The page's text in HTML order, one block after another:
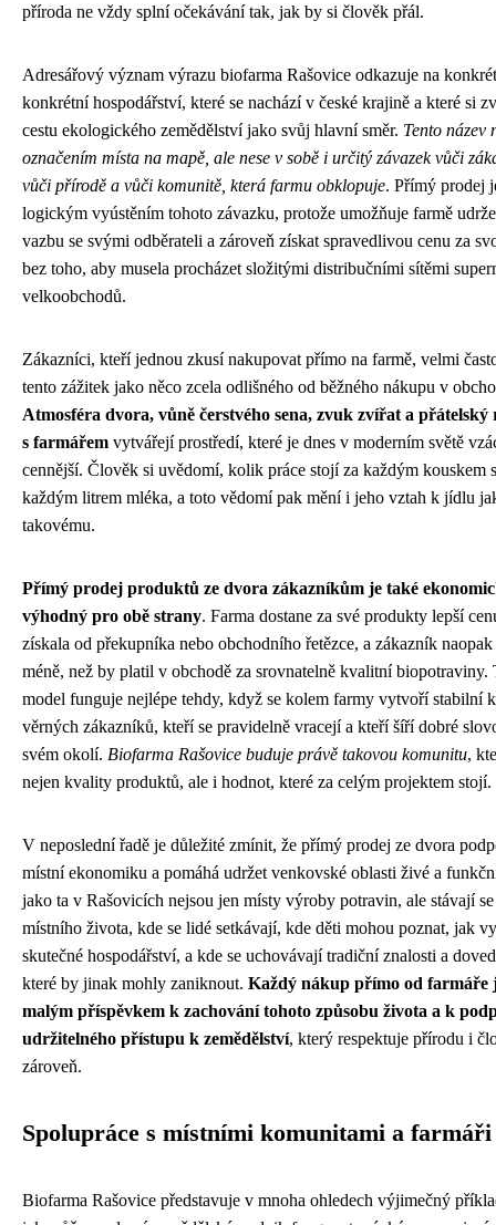
příroda ne vždy splní očekávání tak, jak by si člověk přál.
Adresářový význam výrazu biofarma Rašovice odkazuje na
konkrétní hospodářství, které se nachází v české krajině a které si
cestu ekologického zemědělství jako svůj hlavní směr. Tento název
označením místa na mapě, ale nese v sobě i určitý závazek vůči
vůči přírodě a vůči komunitě, která farmu obklopuje. Přímý prodej
logickým vyústěním tohoto závazku, protože umožňuje farmě
vazbu se svými odběrateli a zároveň získat spravedlivou cenu za
bez toho, aby musela procházet složitými distribučními sítěmi
velkoobchodů.
Zákazníci, kteří jednou zkusí nakupovat přímo na farmě, velmi
tento zážitek jako něco zcela odlišného od běžného nákupu v
Atmosféra dvora, vůně čerstvého sena, zvuk zvířat a přátelský
s farmářem vytvářejí prostředí, které je dnes v moderním světě
cennější. Člověk si uvědomí, kolik práce stojí za každým kouskem
každým litrem mléka, a toto vědomí pak mění i jeho vztah k jídlu
takovému.
Přímý prodej produktů ze dvora zákazníkům je také
výhodný pro obě strany. Farma dostane za své produkty lepší
získala od překupníka nebo obchodního řetězce, a zákazník
méně, než by platil v obchodě za srovnatelně kvalitní biopotraviny.
model funguje nejlépe tehdy, když se kolem farmy vytvoří stabilní
věrných zákazníků, kteří se pravidelně vracejí a kteří šíří dobré
svém okolí. Biofarma Rašovice buduje právě takovou komunitu,
nejen kvality produktů, ale i hodnot, které za celým projektem stojí.
V neposlední řadě je důležité zmínit, že přímý prodej ze dvora
místní ekonomiku a pomáhá udržet venkovské oblasti živé a
jako ta v Rašovicích nejsou jen místy výroby potravin, ale stávají
místního života, kde se lidé setkávají, kde děti mohou poznat, jak
skutečné hospodářství, a kde se uchovávají tradiční znalosti a
které by jinak mohly zaniknout. Každý nákup přímo od farmáře
malým příspěvkem k zachování tohoto způsobu života a k
udržitelného přístupu k zemědělství, který respektuje přírodu i
zároveň.
Spolupráce s místními komunitami a farmáři
Biofarma Rašovice představuje v mnoha ohledech výjimečný